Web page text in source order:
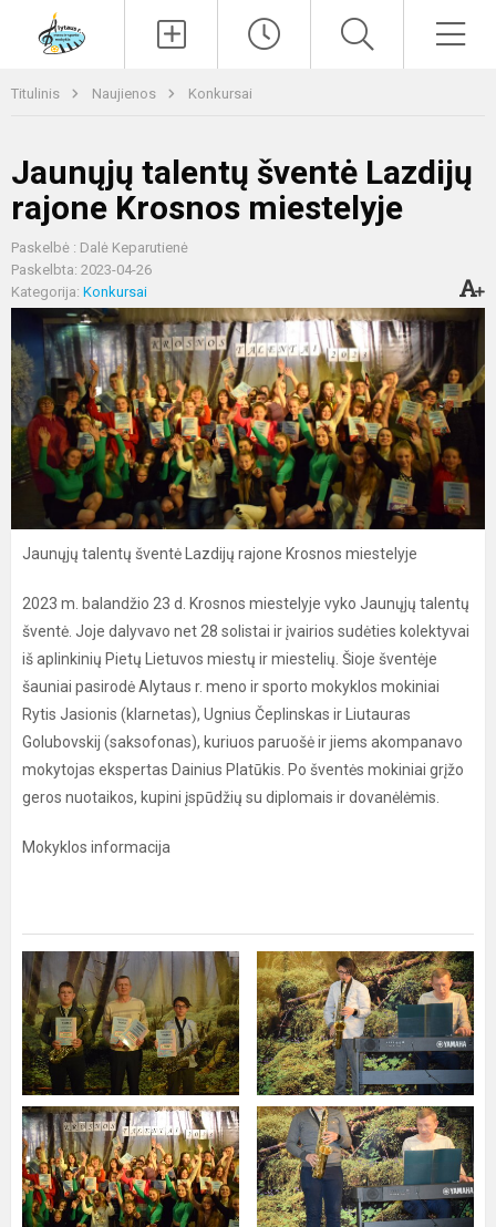
Titulinis Naujienos Konkursai
Jaunųjų talentų šventė Lazdijų
rajone Krosnos miestelyje
Paskelbė : Dalė Keparutienė
Paskelbta: 2023-04-26
Kategorija: Konkursai
Jaunųjų talentų šventė Lazdijų rajone Krosnos miestelyje
2023 m. balandžio 23 d. Krosnos miestelyje vyko Jaunųjų talentų
šventė. Joje dalyvavo net 28 solistai ir įvairios sudėties kolektyvai
iš aplinkinių Pietų Lietuvos miestų ir miestelių. Šioje šventėje
šauniai pasirodė Alytaus r. meno ir sporto mokyklos mokiniai
Rytis Jasionis (klarnetas), Ugnius Čeplinskas ir Liutauras
Golubovskij (saksofonas), kuriuos paruošė ir jiems akompanavo
mokytojas ekspertas Dainius Platūkis. Po šventės mokiniai grįžo
geros nuotaikos, kupini įspūdžių su diplomais ir dovanėlėmis.
Mokyklos informacija